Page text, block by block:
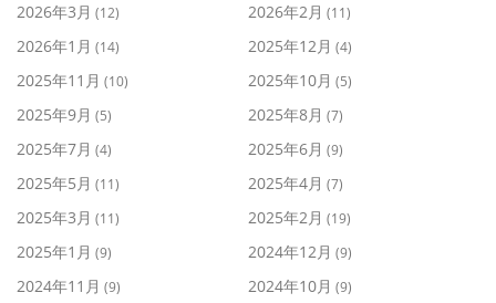
2026年3月 (12) 2026年2月 (11)
2026年1月 (14) 2025年12月 (4)
2025年11月 (10) 2025年10月 (5)
2025年9月 (5) 2025年8月 (7)
2025年7月 (4) 2025年6月 (9)
2025年5月 (11) 2025年4月 (7)
2025年3月 (11) 2025年2月 (19)
2025年1月 (9) 2024年12月 (9)
2024年11月 (9) 2024年10月 (9)